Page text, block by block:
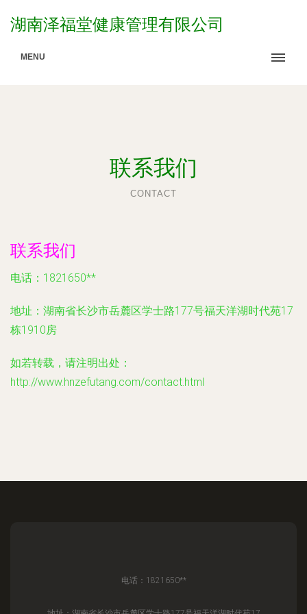
湖南泽福堂健康管理有限公司
MENU
联系我们
CONTACT
联系我们
电话：1821650**
地址：湖南省长沙市岳麓区学士路177号福天洋湖时代苑17
栋1910房
如若转载，请注明出处：
http://www.hnzefutang.com/contact.html
电话：1821650**